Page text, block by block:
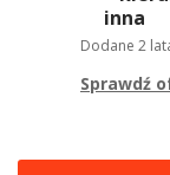
inna
Dodane 2
Sprawdź